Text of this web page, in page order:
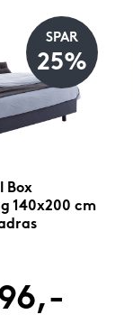
SPAR
25%
Box
140x200 cm